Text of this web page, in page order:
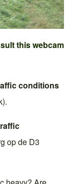
this webcam
conditions
.
op de D3